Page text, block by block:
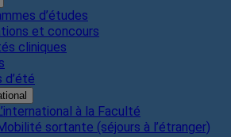
d’études
et concours
cliniques
d’été
à la Faculté
sortante (séjours à l’étranger)